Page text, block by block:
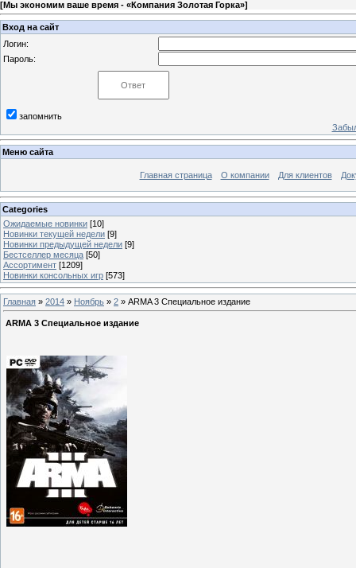
[Мы экономим ваше время - «Компания Золотая Горка»]
Вход на сайт
Логин:
Пароль:
запомнить
Меню сайта
Главная страница О компании Для клиентов
Categories
Ожидаемые новинки [10]
Новинки текущей недели [9]
Новинки предыдущей недели [9]
Бестселлер месяца [50]
Ассортимент [1209]
Новинки консольных игр [573]
Главная » 2014 » Ноябрь » 2 » ARMA 3 Специальное издание
ARMA 3 Специальное издание